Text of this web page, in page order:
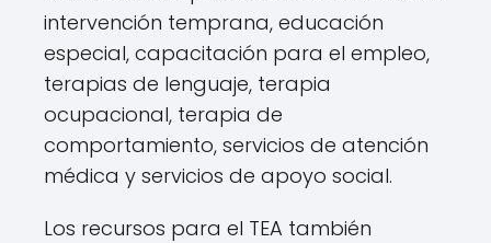
intervención temprana, educación
especial, capacitación para el empleo,
terapias de lenguaje, terapia
ocupacional, terapia de
comportamiento, servicios de atención
médica y servicios de apoyo social.
Los recursos para el TEA también